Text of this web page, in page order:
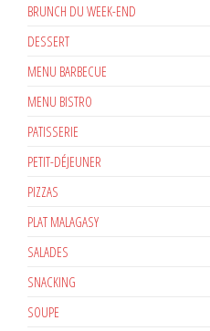
BRUNCH DU WEEK-END
DESSERT
MENU BARBECUE
MENU BISTRO
PATISSERIE
PETIT-DÉJEUNER
PIZZAS
PLAT MALAGASY
SALADES
SNACKING
SOUPE